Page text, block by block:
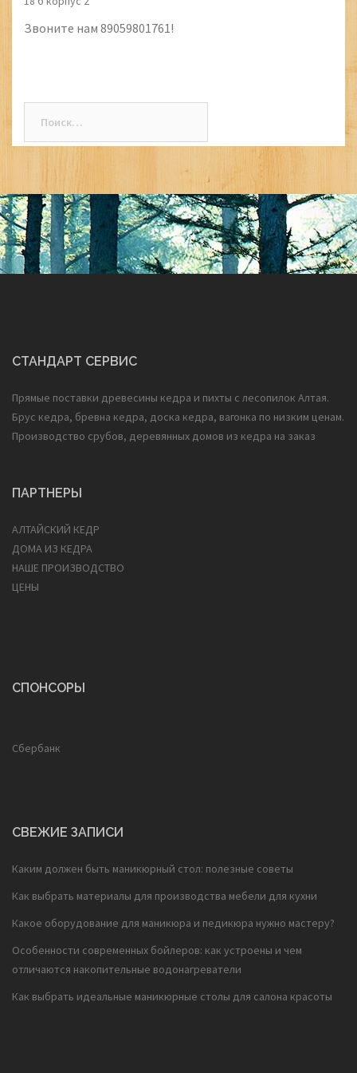
Звоните нам 89059801761!
СТАНДАРТ СЕРВИС
Прямые поставки древесины кедра и пихты с лесопилок Алтая.
Брус кедра, бревна кедра, доска кедра, вагонка по низким ценам.
Производство срубов, деревянных домов из кедра на заказ
ПАРТНЕРЫ
АЛТАЙСКИЙ КЕДР
ДОМА ИЗ КЕДРА
НАШЕ ПРОИЗВОДСТВО
ЦЕНЫ
СПОНСОРЫ
Сбербанк
СВЕЖИЕ ЗАПИСИ
Каким должен быть маникюрный стол: полезные советы
Как выбрать материалы для производства мебели для кухни
Какое оборудование для маникюра и педикюра нужно мастеру?
Особенности современных бойлеров: как устроены и чем
отличаются накопительные водонагреватели
Как выбрать идеальные маникюрные столы для салона красоты